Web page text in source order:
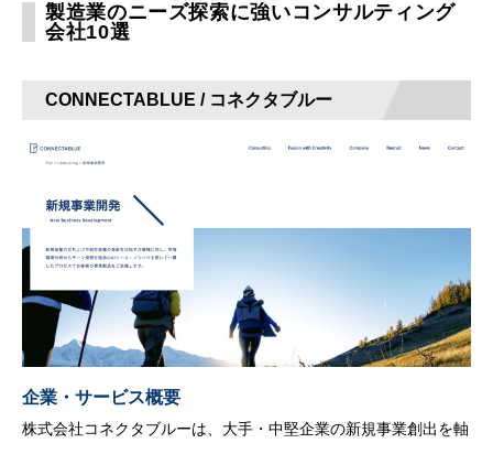
製造業のニーズ探索に強いコンサルティング
会社10選
CONNECTABLUE / コネクタブルー
企業・サービス概要
株式会社コネクタブルーは、大手・中堅企業の新規事業創出を軸